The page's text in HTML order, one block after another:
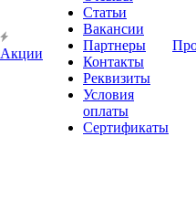
Акции
Статьи
Вакансии
Партнеры
Контакты
Реквизиты
Условия
оплаты
Сертификаты